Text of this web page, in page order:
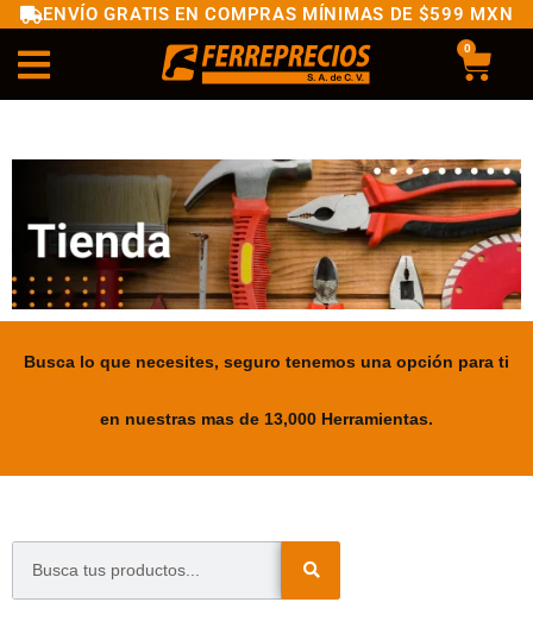
ENVÍO GRATIS EN COMPRAS MÍNIMAS DE $599 MXN
0
Busca lo que necesites, seguro tenemos una opción para ti
en nuestras mas de 13,000 Herramientas.